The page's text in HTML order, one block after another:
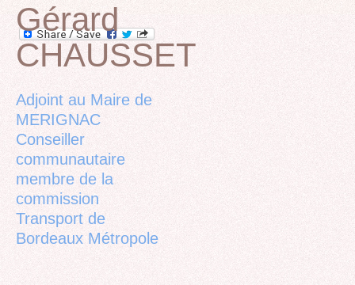
Back
to
Gérard
CHAUSSET
Adjoint au Maire de
MERIGNAC
Conseiller
communautaire
membre de la
commission
Transport de
Bordeaux Métropole